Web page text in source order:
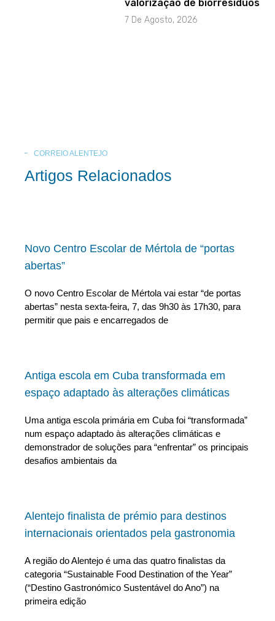
valorização de biorresíduos
7 De Agosto, 2026
CORREIO ALENTEJO
Artigos Relacionados
Novo Centro Escolar de Mértola de “portas
abertas”
O novo Centro Escolar de Mértola vai estar “de portas
abertas” nesta sexta-feira, 7, das 9h30 às 17h30, para
permitir que pais e encarregados de
Antiga escola em Cuba transformada em
espaço adaptado às alterações climáticas
Uma antiga escola primária em Cuba foi “transformada”
num espaço adaptado às alterações climáticas e
demonstrador de soluções para “enfrentar” os principais
desafios ambientais da
Alentejo finalista de prémio para destinos
internacionais orientados pela gastronomia
A região do Alentejo é uma das quatro finalistas da
categoria “Sustainable Food Destination of the Year”
(“Destino Gastronómico Sustentável do Ano”) na
primeira edição